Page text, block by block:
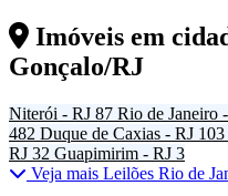
Imóveis em
Gonçalo/RJ
Niterói - RJ 87 Rio de Janeiro
482 Duque de Caxias - RJ 103
RJ 32 Guapimirim - RJ 3
Veja mais Leilões Rio de